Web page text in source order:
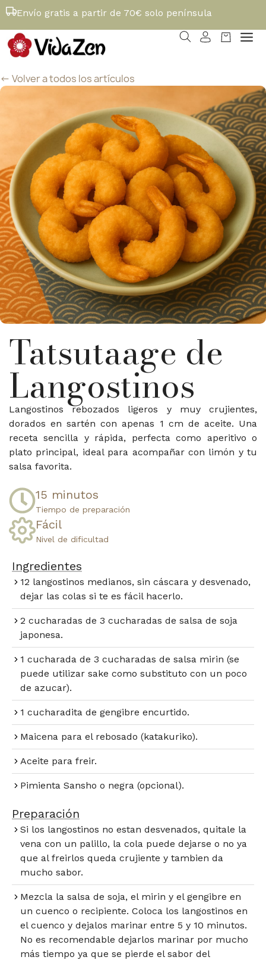
Envío gratis a partir de 70€ solo península
<- Volver a todos los artículos
Tatsutaage de
Langostinos
Langostinos rebozados ligeros y muy crujientes,
dorados en sartén con apenas 1 cm de aceite. Una
receta sencilla y rápida, perfecta como aperitivo o
plato principal, ideal para acompañar con limón y tu
salsa favorita.
15 minutos​
Tiempo de preparación​
Fácil​
Nivel de dificultad
Ingredientes
12 langostinos medianos, sin cáscara y desvenado,
dejar las colas si te es fácil hacerlo.
2 cucharadas de 3 cucharadas de salsa de soja
japonesa.
1 cucharada de 3 cucharadas de salsa mirin (se
puede utilizar sake como substituto con un poco
de azucar).
1 cucharadita de gengibre encurtido.
Maicena para el rebosado (katakuriko).
Aceite para freir.
Pimienta Sansho o negra (opcional).
Preparación​
Si los langostinos no estan desvenados, quitale la
vena con un palillo, la cola puede dejarse o no ya
que al freirlos queda crujiente y tambien da
mucho sabor.
Mezcla la salsa de soja, el mirin y el gengibre en
un cuenco o recipiente. Coloca los langostinos en
el cuenco y dejalos marinar entre 5 y 10 minutos.
No es recomendable dejarlos marinar por mucho
más tiempo ya que se pierde el sabor del